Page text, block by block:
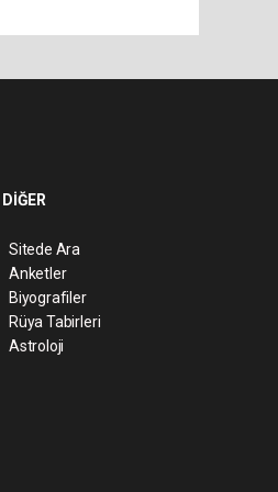
DİĞER
Sitede Ara
Anketler
Biyografiler
Rüya Tabirleri
Astroloji